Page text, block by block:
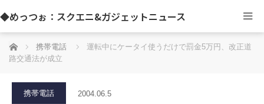
◆めっつぉ：スクエニ&ガジェットニュース
ホーム 携帯電話
運転中にケータイ使うだけで罰金5万円、改正道
路交通法が成立
携帯電話 2004.06.5